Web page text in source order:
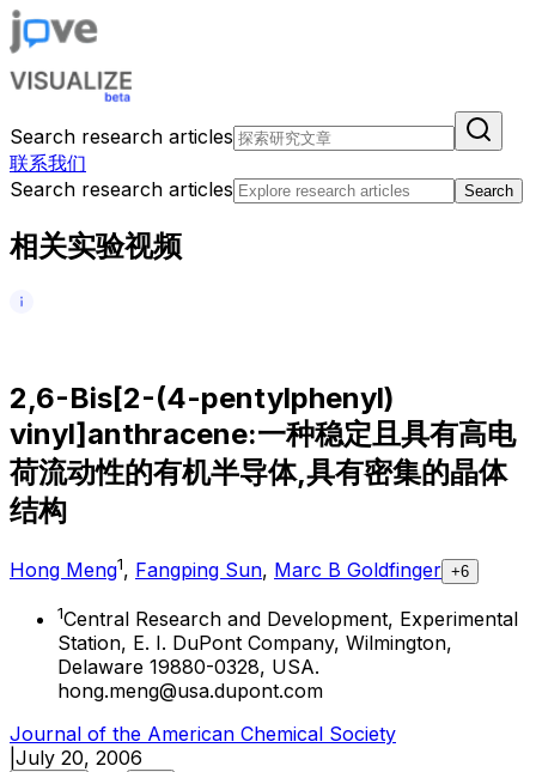
Search research articles
联系我们
Search research articles
Search
相关实验视频
2,6-Bis[2-(4-pentylphenyl)
vinyl]anthracene:一种稳定且具有高电
荷流动性的有机半导体,具有密集的晶体
结构
Hong Meng1, Fangping Sun, Marc B Goldfinger +6
1Central Research and Development, Experimental
Station, E. I. DuPont Company, Wilmington,
Delaware 19880-0328, USA.
hong.meng@usa.dupont.com
Journal of the American Chemical Society
July 20, 2006